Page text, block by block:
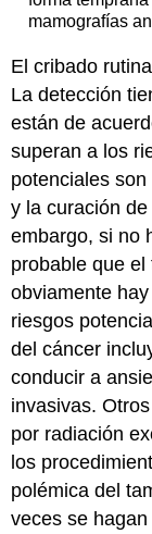
mamografías
El cribado
La detección
están de
superan a los
potenciales
y la curación
embargo, si no
probable que
obviamente
riesgos
del cáncer
conducir a
invasivas.
por radiación
los
polémica del
veces se